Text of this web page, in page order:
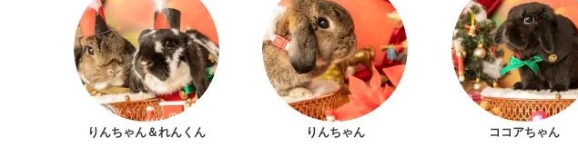
りんちゃん＆れんくん りんちゃん ココアちゃん